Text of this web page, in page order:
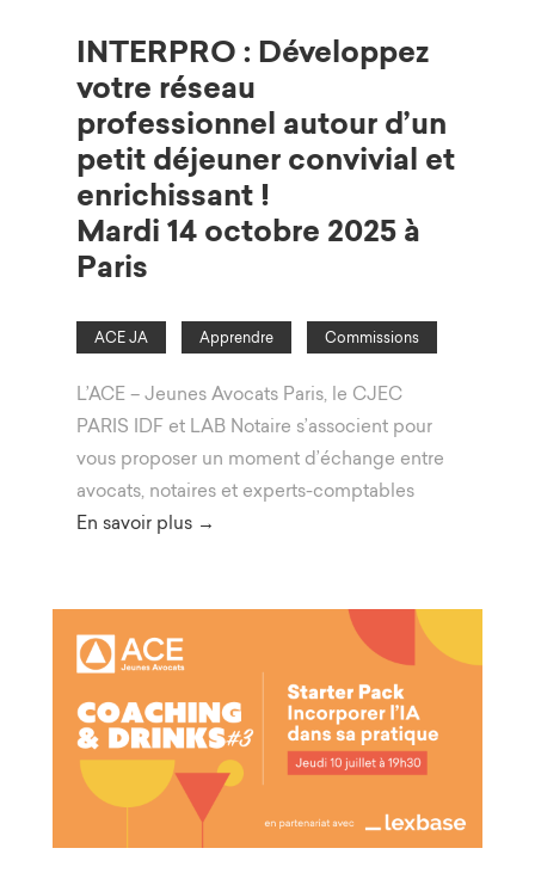
INTERPRO : Développez
votre réseau
professionnel autour d’un
petit déjeuner convivial et
enrichissant !
Mardi 14 octobre 2025 à
Paris
ACE JA Apprendre Commissions
L’ACE – Jeunes Avocats Paris, le CJEC
PARIS IDF et LAB Notaire s’associent pour
vous proposer un moment d’échange entre
avocats, notaires et experts-comptables
En savoir plus →